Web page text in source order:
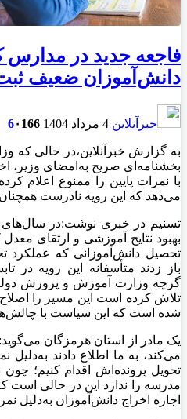
فاجعه جدید در مدارس
دانش‌آموزان ضعیف
خبرآنلاین 4 مرداد 1404 6۰ 166
به گزارش خبرآنلاین،در حالی که
بخشنامه‌ای صریح به‌امضای وزیر،
با نمرات پایین را ممنوع اعلام
می‌دهد که این رویه نادرست
تسنیم در خبری نوشت:در
بهبود نتایج آموزشی و ارتقای
تحصیل دانش‌آموزانی که عملکرد
باز زدند متأسفانه این رویه در
گرچه وزارت آموزش و پرورش دولت
تلاش کرده است این مسیر را
شده است که این سیاست با
یک مادر از استان هرمزگان
می‌کند، به ما اطلاع دادند به‌دلیل
تحویل پرونده‌اش اقدام کنیم؛
مدرسه را ندارد این در حالی است
اجازه اخراج دانش‌آموزان به‌دلیل